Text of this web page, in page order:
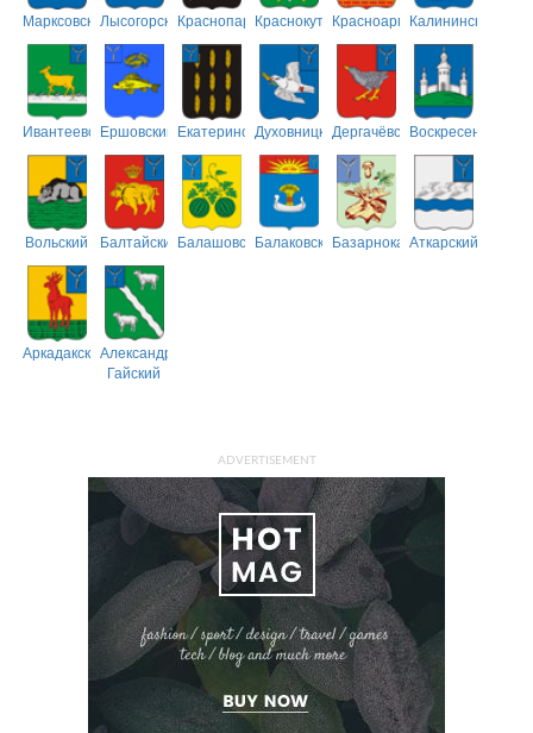
МарксовскийЛысогорскийКраснопартизанский
КраснокутскийКрасноармейский
Калининский
ИвантеевскийЕршовский ЕкатериновскийДуховницкийДергачёвскийВоскресенский
Вольский БалтайскийБалашовскийБалаковскийБазарнокарабулакский
Аткарский
АркадакскийАлександрово-
Гайский
ADVERTISEMENT